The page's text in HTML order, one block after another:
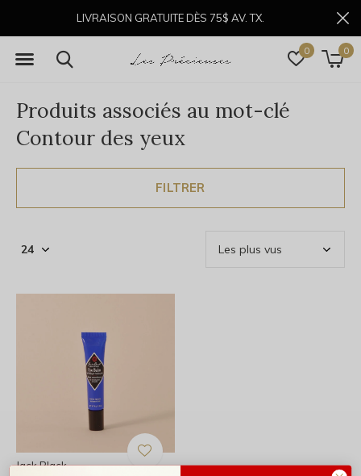
0 0
LIVRAISON GRATUITE DÈS 75$ AV. TX.
Produits associés au mot-clé
Contour des yeux
FILTRER
Jack Black